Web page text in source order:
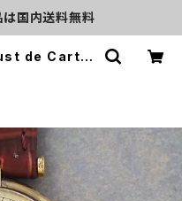
国内送料無料
de Cartie